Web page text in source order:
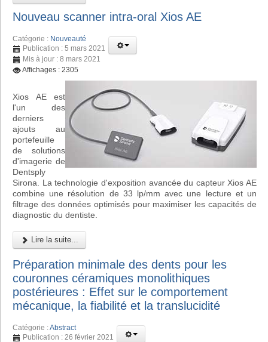
Nouveau scanner intra-oral Xios AE
Catégorie : Nouveauté
Publication : 5 mars 2021
Mis à jour : 8 mars 2021
Affichages : 2305
Xios AE est
l'un des
derniers
ajouts au
portefeuille
de solutions
d'imagerie de
Dentsply
Sirona. La technologie d'exposition avancée du capteur Xios AE
combine une résolution de 33 lp/mm avec une lecture et un
filtrage des données optimisés pour maximiser les capacités de
diagnostic du dentiste.
Lire la suite...
Préparation minimale des dents pour les
couronnes céramiques monolithiques
postérieures : Effet sur le comportement
mécanique, la fiabilité et la translucidité
Catégorie :Abstract
Publication : 26 février 2021